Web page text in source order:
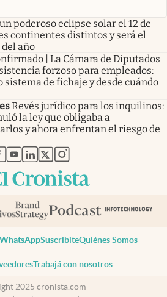
poderoso eclipse solar el 12 de
continentes distintos y será el
año
| La Cámara de Diputados
forzoso para empleados:
de fichaje y desde cuándo
Revés jurídico para los inquilinos:
la ley que obligaba a
y ahora enfrentan el riesgo de
abre en nueva pestaña
abre en nueva pestaña
abre en nueva pestaña
abre en nueva pestaña
abre en nueva pestaña
SuscribiteQuiénes Somos
Trabajá con nosotros
2025 cronista.com